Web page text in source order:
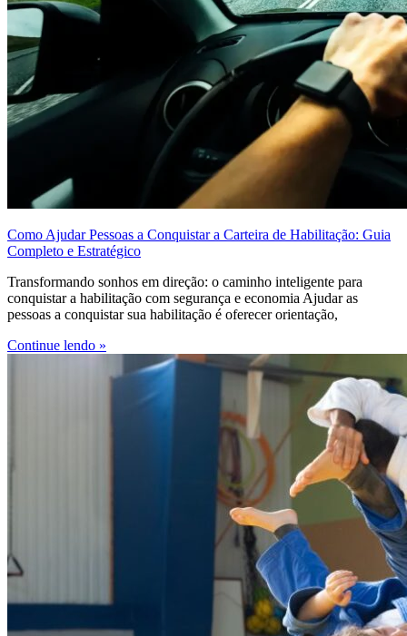
Como Ajudar Pessoas a Conquistar a Carteira de Habilitação: Guia
Completo e Estratégico
Transformando sonhos em direção: o caminho inteligente para
conquistar a habilitação com segurança e economia Ajudar as
pessoas a conquistar sua habilitação é oferecer orientação,
Continue lendo »